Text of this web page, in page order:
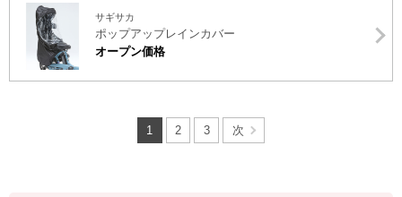
サギサカ
ポップアップレインカバー
オープン価格
1 2 3 次